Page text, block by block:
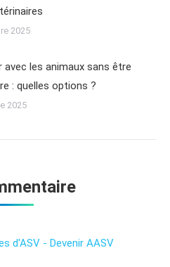
2025
avec les animaux sans être
: quelles options ?
2025
d'ASV - Devenir AASV